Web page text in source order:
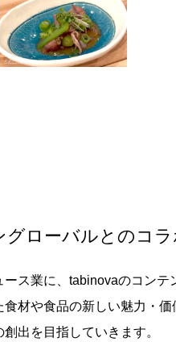
グローバルとのコ
ス業に、tabinovaのコンテ
材や食品の新しい魅力・価
出を目指していきます。